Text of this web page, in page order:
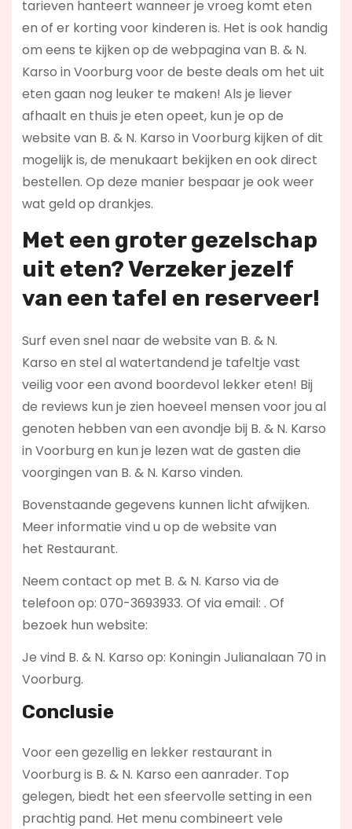
tarieven hanteert wanneer je vroeg komt eten
en of er korting voor kinderen is. Het is ook handig
om eens te kijken op de webpagina van B. & N.
Karso in Voorburg voor de beste deals om het uit
eten gaan nog leuker te maken! Als je liever
afhaalt en thuis je eten opeet, kun je op de
website van B. & N. Karso in Voorburg kijken of dit
mogelijk is, de menukaart bekijken en ook direct
bestellen. Op deze manier bespaar je ook weer
wat geld op drankjes.
Met een groter gezelschap
uit eten? Verzeker jezelf
van een tafel en reserveer!
Surf even snel naar de website van B. & N.
Karso en stel al watertandend je tafeltje vast
veilig voor een avond boordevol lekker eten! Bij
de reviews kun je zien hoeveel mensen voor jou al
genoten hebben van een avondje bij B. & N. Karso
in Voorburg en kun je lezen wat de gasten die
voorgingen van B. & N. Karso vinden.
Bovenstaande gegevens kunnen licht afwijken.
Meer informatie vind u op de website van
het Restaurant.
Neem contact op met B. & N. Karso via de
telefoon op: 070-3693933. Of via email: . Of
bezoek hun website:
Je vind B. & N. Karso op: Koningin Julianalaan 70 in
Voorburg.
Conclusie
Voor een gezellig en lekker restaurant in
Voorburg is B. & N. Karso een aanrader. Top
gelegen, biedt het een sfeervolle setting in een
prachtig pand. Het menu combineert vele